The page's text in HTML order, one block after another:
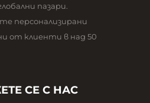
пазари.
персонализирани
от клиенти в над 50
СЕ С НАС